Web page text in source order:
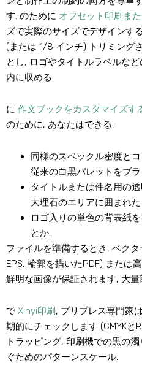
す. のために オフセット印刷ま
ズで実際のサイズでデザインす
(または 1/8 インチ) トリミング
とし, ロゴやタイトルラベルな
内に収める.
に 作文ブックをカスタマイズす
のために, あなたはできる:
同様のスペックル密度と
従来の白黒パレットをブ
タイトルまたは件名用の
大理石のエリアに囲まれた.
ロゴ入りの単色の背表紙
とか.
ファイルを準備するとき, ベク
EPS, 輪郭を描いたPDF) または
鮮明な画像が保証されます, 大
で Xinyi印刷 , プリプレス専門家
期的にチェックします (CMYKと
トラッピング, 印刷機での黒の
ぐためのパターンスケール.